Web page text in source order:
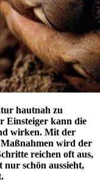
hautnah zu
Einsteiger kann die
wirken. Mit der
wird der
reichen oft aus,
nur schön aussieht,